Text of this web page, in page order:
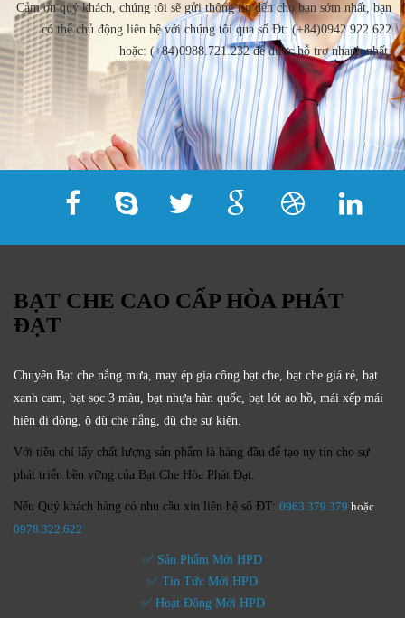
Cảm ơn quý khách, chúng tôi sẽ gửi thông tin đến cho bạn sớm nhất, bạn
có thể chủ động liên hệ với chúng tôi qua số Đt: (+84)0942 922 622
hoặc: (+84)0988.721.232 để được hỗ trợ nhanh nhất.
BẠT CHE CAO CẤP HÒA PHÁT
ĐẠT
Chuyên Bạt che nắng mưa, may ép gia công bạt che, bạt che giá rẻ, bạt
xanh cam, bạt sọc 3 màu, bạt nhựa hàn quốc, bạt lót ao hồ, mái xếp mái
hiên di động, ô dù che nắng, dù che sự kiện.
Với tiêu chí lấy chất lượng sản phẩm là hàng đầu để tạo uy tín cho sự
phát triển bền vững của Bạt Che Hòa Phát Đạt.
Nếu Quý khách hàng có nhu cầu xin liên hệ số ĐT: 0963.379.379 hoặc
0978.322.622
✅ Sản Phẩm Mới HPD
✅ Tin Tức Mới HPD
✅ Hoạt Động Mới HPD